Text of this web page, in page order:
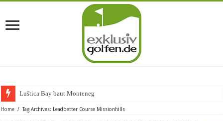
Luštica Bay baut Montenegros
Home / Tag Archives: Leadbetter Course Missionhills